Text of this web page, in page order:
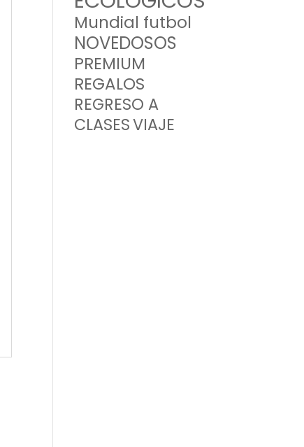
Mundial futbol
NOVEDOSOS
PREMIUM
REGALOS
REGRESO A
CLASESVIAJE